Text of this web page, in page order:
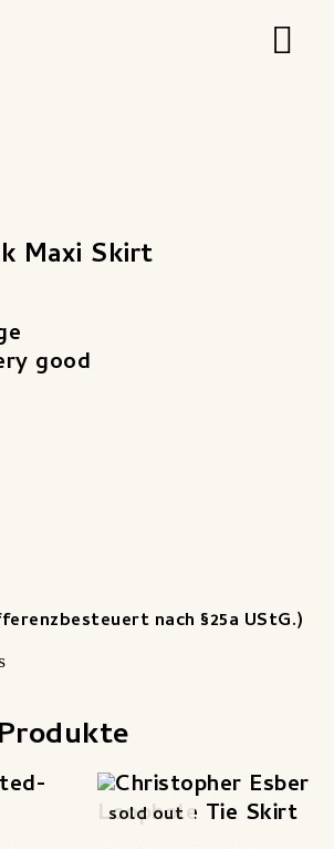
Maxi Skirt
good
nach §25a UStG.)
sold out